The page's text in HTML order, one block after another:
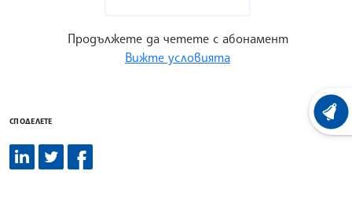
Продължете да четете с абонамент
Вижте условията
СПОДЕЛЕТЕ